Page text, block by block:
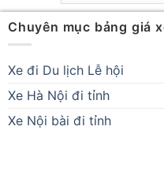
Chuyên mục bảng giá
Xe đi Du lịch Lễ hội
Xe Hà Nội đi tỉnh
Xe Nội bài đi tỉnh